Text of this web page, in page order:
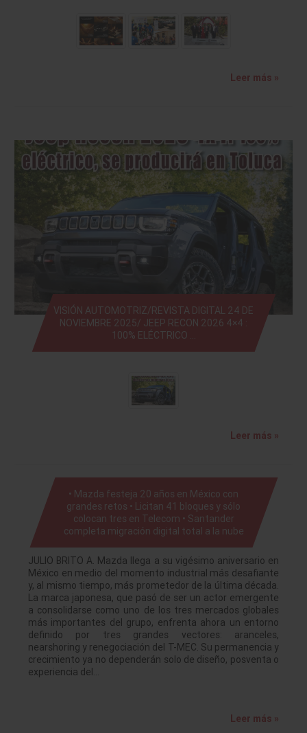
Leer más »
VISIÓN AUTOMOTRIZ/REVISTA DIGITAL 24 DE
NOVIEMBRE 2025/ JEEP RECON 2026 4×4 :
100% ELÉCTRICO …
Leer más »
• Mazda festeja 20 años en México con
grandes retos • Licitan 41 bloques y sólo
colocan tres en Telecom • Santander
completa migración digital total a la nube
JULIO BRITO A. Mazda llega a su vigésimo aniversario en
México en medio del momento industrial más desafiante
y, al mismo tiempo, más prometedor de la última década.
La marca japonesa, que pasó de ser un actor emergente
a consolidarse como uno de los tres mercados globales
más importantes del grupo, enfrenta ahora un entorno
definido por tres grandes vectores: aranceles,
nearshoring y renegociación del T-MEC. Su permanencia y
crecimiento ya no dependerán solo de diseño, posventa o
experiencia del…
Leer más »